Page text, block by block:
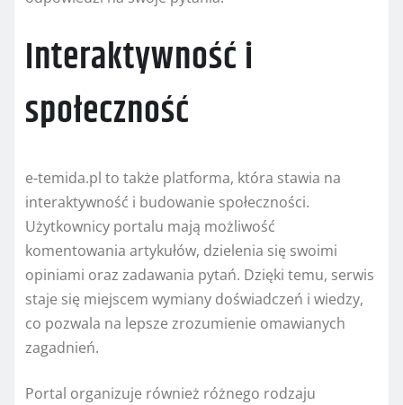
Interaktywność i
społeczność
e-temida.pl to także platforma, która stawia na
interaktywność i budowanie społeczności.
Użytkownicy portalu mają możliwość
komentowania artykułów, dzielenia się swoimi
opiniami oraz zadawania pytań. Dzięki temu, serwis
staje się miejscem wymiany doświadczeń i wiedzy,
co pozwala na lepsze zrozumienie omawianych
zagadnień.
Portal organizuje również różnego rodzaju